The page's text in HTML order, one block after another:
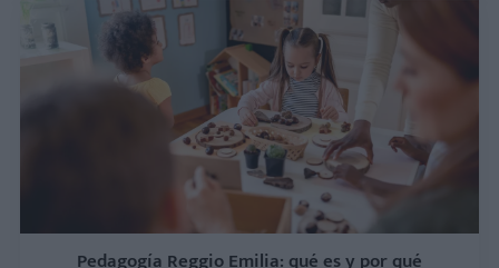
Pedagogía Reggio Emilia: qué es y por qué